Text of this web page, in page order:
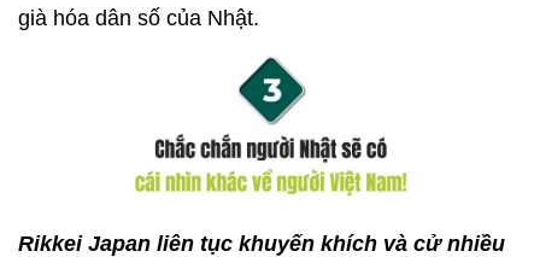
già hóa dân số của Nhật.
Rikkei Japan liên tục khuyến khích và cử nhiều